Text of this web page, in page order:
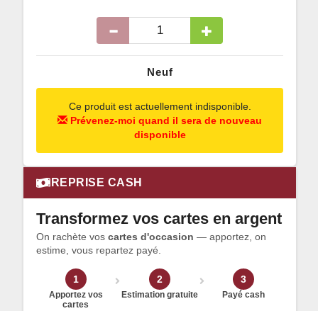
Neuf
Ce produit est actuellement indisponible.
Prévenez-moi quand il sera de nouveau
disponible
REPRISE CASH
Transformez vos cartes en argent
On rachète vos cartes d'occasion — apportez, on
estime, vous repartez payé.
1
Apportez vos
cartes
2
Estimation gratuite
3
Payé cash